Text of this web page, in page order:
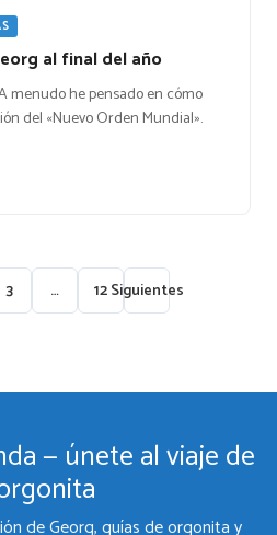
al final del año
menudo he pensado en cómo
del «Nuevo Orden Mundial».
3 … 12Siguientes
— únete al viaje de
de Georg, guías de orgonita y